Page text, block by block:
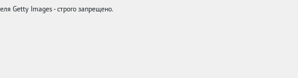
Getty Images - строго запрещено.